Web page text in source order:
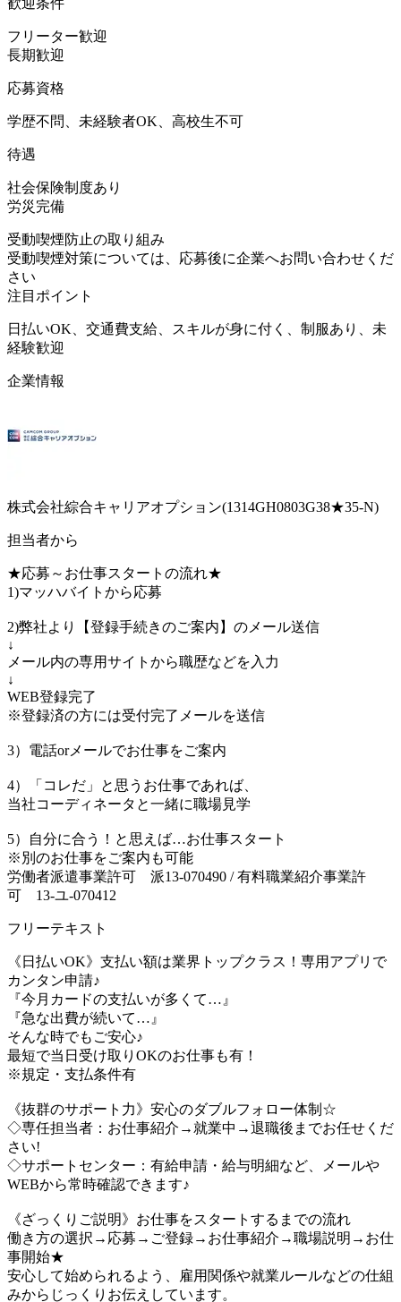
フリーター歓迎
長期歓迎
応募資格
学歴不問、未経験者OK、高校生不可
待遇
社会保険制度あり
労災完備
受動喫煙防止の取り組み
受動喫煙対策については、応募後に企業へお問い合わせくだ
さい
注目ポイント
日払いOK、交通費支給、スキルが身に付く、制服あり、未
経験歓迎
企業情報
株式会社綜合キャリアオプション(1314GH0803G38★35-N)
担当者から
★応募～お仕事スタートの流れ★
1)マッハバイトから応募
2)弊社より【登録手続きのご案内】のメール送信
↓
メール内の専用サイトから職歴などを入力
↓
WEB登録完了
※登録済の方には受付完了メールを送信
3）電話orメールでお仕事をご案内
4）「コレだ」と思うお仕事であれば、
当社コーディネータと一緒に職場見学
5）自分に合う！と思えば…お仕事スタート
※別のお仕事をご案内も可能
労働者派遣事業許可 派13-070490 / 有料職業紹介事業許
可 13-ユ-070412
フリーテキスト
《日払いOK》支払い額は業界トップクラス！専用アプリで
カンタン申請♪
『今月カードの支払いが多くて…』
『急な出費が続いて…』
そんな時でもご安心♪
最短で当日受け取りOKのお仕事も有！
※規定・支払条件有
《抜群のサポート力》安心のダブルフォロー体制☆
◇専任担当者：お仕事紹介→就業中→退職後までお任せくだ
さい!
◇サポートセンター：有給申請・給与明細など、メールや
WEBから常時確認できます♪
《ざっくりご説明》お仕事をスタートするまでの流れ
働き方の選択→応募→ご登録→お仕事紹介→職場説明→お仕
事開始★
安心して始められるよう、雇用関係や就業ルールなどの仕組
みからじっくりお伝えしています。